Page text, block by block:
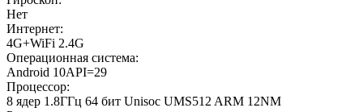
Нет
Интернет:
4G+WiFi 2.4G
Операционная система:
Android 10API=29
Процессор:
8 ядер 1.8ГГц 64 бит Unisoc UMS512 ARM 12NM